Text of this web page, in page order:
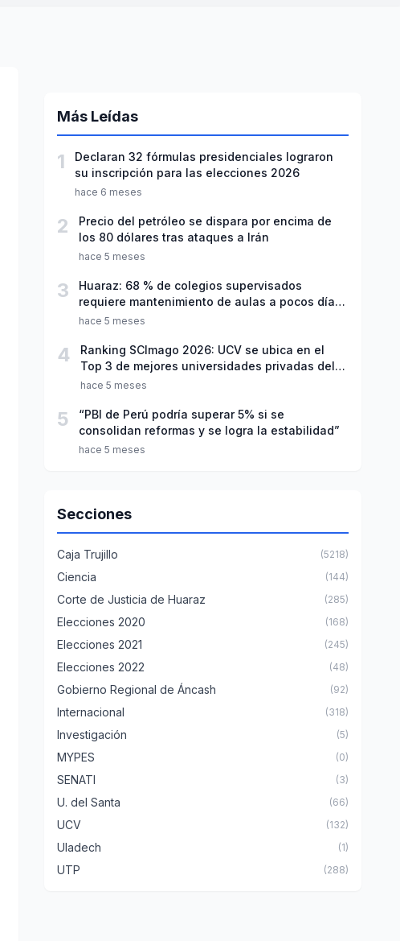
Más Leídas
1
Declaran 32 fórmulas presidenciales lograron
su inscripción para las elecciones 2026
hace 6 meses
2
Precio del petróleo se dispara por encima de
los 80 dólares tras ataques a Irán
hace 5 meses
3
Huaraz: 68 % de colegios supervisados
requiere mantenimiento de aulas a pocos días
de inicio del año escolar 2026
hace 5 meses
4
Ranking SCImago 2026: UCV se ubica en el
Top 3 de mejores universidades privadas del
Perú
hace 5 meses
5
“PBI de Perú podría superar 5% si se
consolidan reformas y se logra la estabilidad”
hace 5 meses
Secciones
Caja Trujillo (5218)
Ciencia (144)
Corte de Justicia de Huaraz (285)
Elecciones 2020 (168)
Elecciones 2021 (245)
Elecciones 2022 (48)
Gobierno Regional de Áncash (92)
Internacional (318)
Investigación (5)
MYPES (0)
SENATI (3)
U. del Santa (66)
UCV (132)
Uladech (1)
UTP (288)